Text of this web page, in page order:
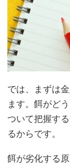
では、まずは
ます。餌がど
ついて把握す
るからです。
餌が劣化する